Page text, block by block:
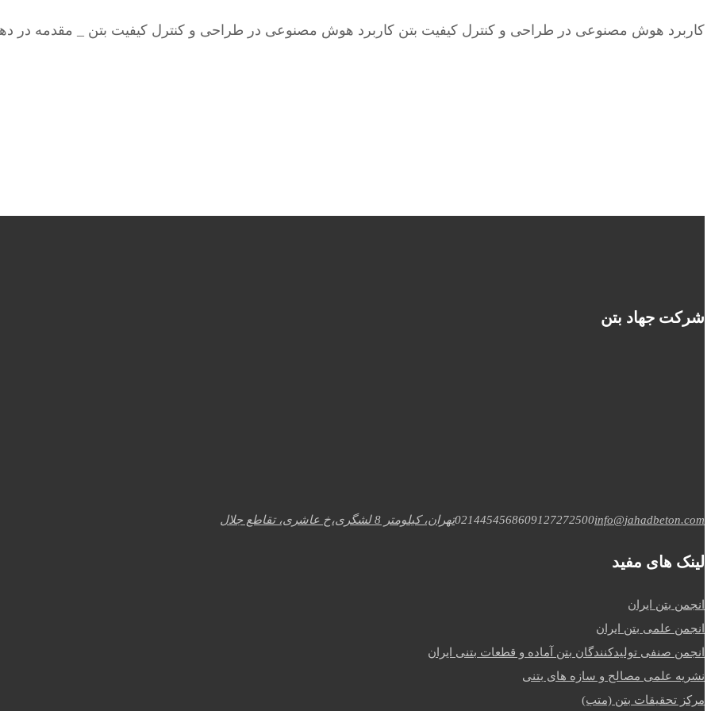
کاربرد هوش مصنوعی در طراحی و کنترل کیفیت بتن کاربرد هوش مصنوعی در طراحی و کنترل کیفیت بتن _ مقدمه در
شرکت جهاد بتن
0214454568609127272500info@jahadbeton.com تهران، کیلومتر 8 لشگری،خ عاشری، تقاطع جلال
لینک های مفید
انجمن بتن ایران
انجمن علمی بتن ایران
انجمن صنفی تولیدکنندگان بتن آماده و قطعات بتنی ایران
نشریه علمی مصالح و سازه های بتنی
مرکز تحقیقات بتن (متب)